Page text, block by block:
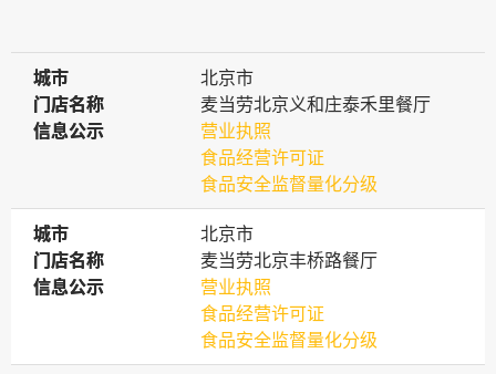
城市
城市
北京市
门店名称
门店名称
麦当劳北京义和庄泰禾里餐厅
信息公示
信息公示
营业执照
食品经营许可证
食品安全监督量化分级
城市
城市
北京市
门店名称
门店名称
麦当劳北京丰桥路餐厅
信息公示
信息公示
营业执照
食品经营许可证
食品安全监督量化分级